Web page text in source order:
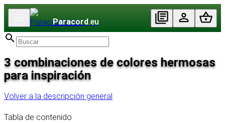
Paracord.eu
3 combinaciones de colores hermosas
para inspiración
Volver a la descripción general
Tabla de contenido